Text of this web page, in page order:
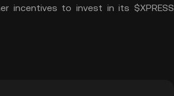
incentives to invest in its $XPRESS